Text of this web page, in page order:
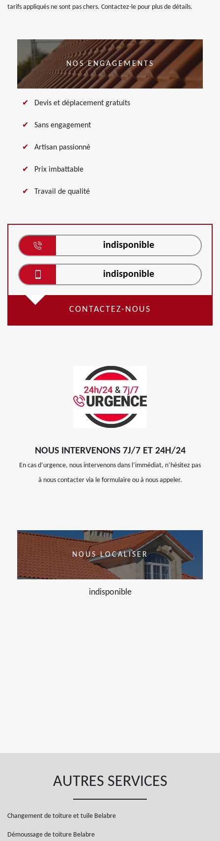
tarifs appliqués ne sont pas chers. Contactez-le pour plus de détails.
NOS ENGAGEMENTS
Devis et déplacement gratuits
Sans engagement
Artisan passionné
Prix imbattable
Travail de qualité
indisponible
indisponible
CONTACTEZ-NOUS
NOUS INTERVENONS 7J/7 ET 24H/24
En cas d’urgence, nous intervenons dans l’immédiat, n’hésitez pas
à nous contacter via le formulaire ou à nous appeler.
NOUS LOCALISER
indisponible
AUTRES SERVICES
Changement de toiture et tuile Belabre
Démoussage de toiture Belabre